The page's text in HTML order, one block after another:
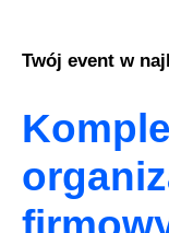
Twój event w